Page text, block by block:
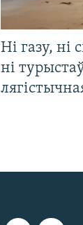
Ні газу, ні
ні